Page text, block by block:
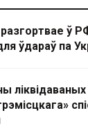
ў
ўдараў па
ліквідаваных